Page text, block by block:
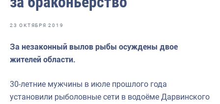
Отраслевые СМИ
Выставки и конференции
Научно-практическая литература
Рыбоохрана России
Отрасль в цифрах
Инфографика
23 ОКТЯБРЯ 2019
За незаконный вылов рыбы осуждены двое
жителей области.
30-летние мужчины в июле прошлого года
установили рыболовные сети в водоёме Дарвинского